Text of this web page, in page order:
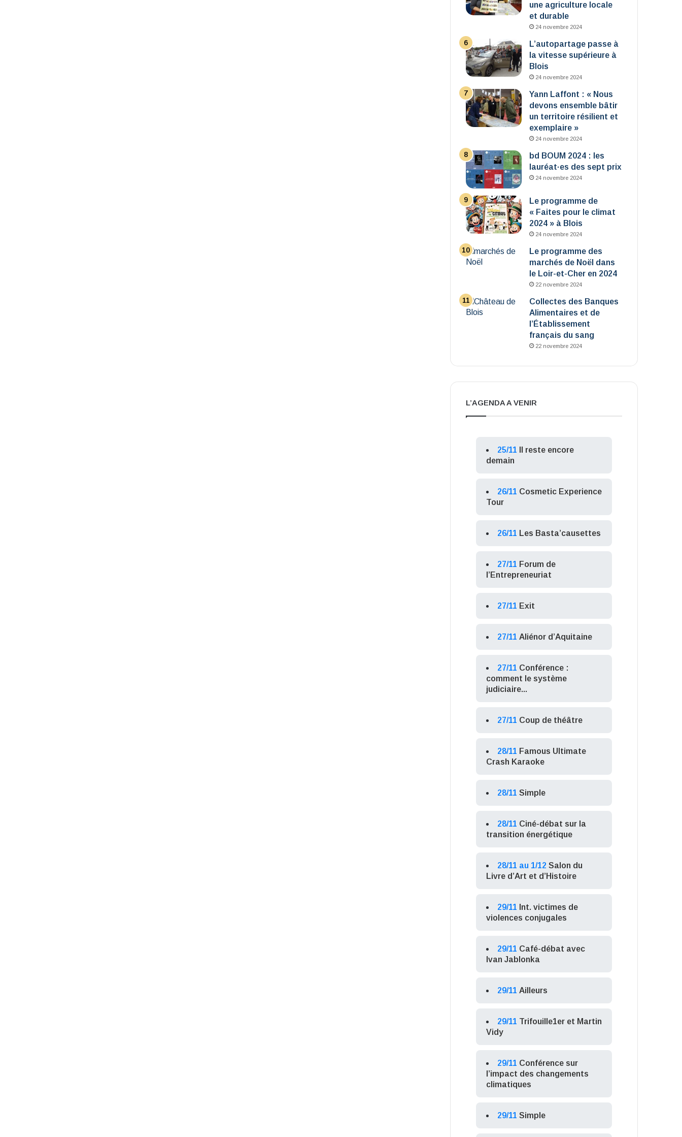
une agriculture locale
et durable
24 novembre 2024
L’autopartage passe à
la vitesse supérieure à
Blois
24 novembre 2024
Yann Laffont : « Nous
devons ensemble bâtir
un territoire résilient et
exemplaire »
24 novembre 2024
bd BOUM 2024 : les
lauréat·es des sept prix
24 novembre 2024
Le programme de
« Faites pour le climat
2024 » à Blois
24 novembre 2024
Le programme des
marchés de Noël dans
le Loir-et-Cher en 2024
22 novembre 2024
Collectes des Banques
Alimentaires et de
l’Établissement
français du sang
22 novembre 2024
L’AGENDA A VENIR
25/11
Il reste encore
demain
26/11 Cosmetic Experience
Tour
26/11 Les Basta’causettes
27/11 Forum de
l’Entrepreneuriat
27/11 Exit
27/11 Aliénor d’Aquitaine
27/11 Conférence :
comment le système
judiciaire...
27/11 Coup de théâtre
28/11 Famous Ultimate
Crash Karaoke
28/11 Simple
28/11 Ciné-débat sur la
transition énergétique
28/11 au 1/12 Salon du
Livre d’Art et d’Histoire
29/11 Int. victimes de
violences conjugales
29/11 Café-débat avec
Ivan Jablonka
29/11 Ailleurs
29/11 Trifouille1er et Martin
Vidy
29/11 Conférence sur
l’impact des changements
climatiques
29/11 Simple